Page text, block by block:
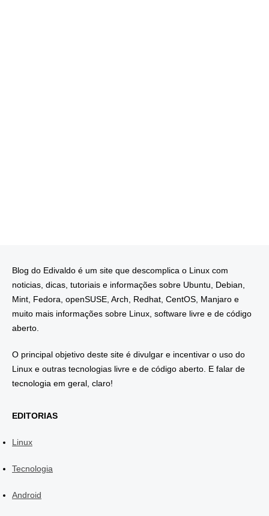
Blog do Edivaldo é um site que descomplica o Linux com
noticias, dicas, tutoriais e informações sobre Ubuntu, Debian,
Mint, Fedora, openSUSE, Arch, Redhat, CentOS, Manjaro e
muito mais informações sobre Linux, software livre e de código
aberto.
O principal objetivo deste site é divulgar e incentivar o uso do
Linux e outras tecnologias livre e de código aberto. E falar de
tecnologia em geral, claro!
EDITORIAS
Linux
Tecnologia
Android